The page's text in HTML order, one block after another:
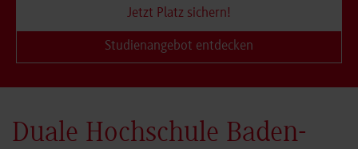
Jetzt Platz sichern!
Studienangebot entdecken
Duale Hochschule Baden-